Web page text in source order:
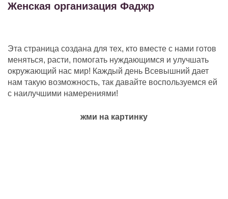
Женская организация Фаджр
Эта страница создана для тех, кто вместе с нами готов
меняться, расти, помогать нуждающимся и улучшать
окружающий нас мир! Каждый день Всевышний дает
нам такую возможность, так давайте воспользуемся ей
с наилучшими намерениями!
жми на картинку